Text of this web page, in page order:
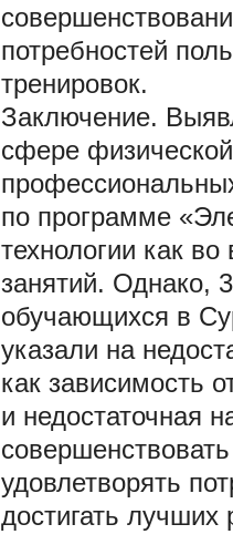
потребностей
тренировок.
Заключение.
сфере
по программе
технологии как
занятий. Однако,
обучающихся в
указали на
как зависимость
и недостаточная
удовлетворять
достигать лучших